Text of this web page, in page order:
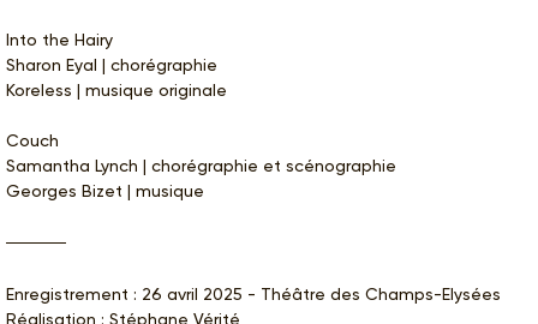
Into the Hairy
Sharon Eyal | chorégraphie
Koreless | musique originale
Couch
Samantha Lynch | chorégraphie et scénographie
Georges Bizet | musique
Enregistrement : 26 avril 2025 - Théâtre des Champs-Elysées
Réalisation : Stéphane Vérité